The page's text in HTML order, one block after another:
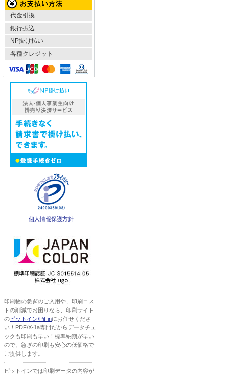
代金引換
銀行振込
NP掛け払い
各種クレジット
個人情報保護方針
印刷物の急ぎのご入用や、印刷コス
トの削減でお困りなら、印刷サイト
のピットイン/Pit-inにお任せくださ
い！PDF/X-1a専門だからデータチェ
ックも印刷も早い！標準納期が早い
ので、急ぎの印刷も安心の低価格で
ご提供します。
ピットインでは印刷データの内容が